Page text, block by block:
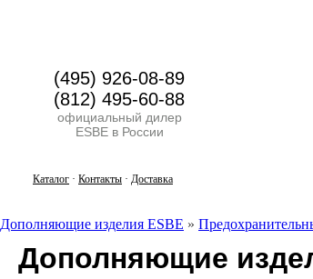
(495) 926-08-89
(812) 495-60-88
официальный дилер
ESBE в России
Каталог · Контакты · Доставка
Дополняющие изделия ESBE »
Дополняющие